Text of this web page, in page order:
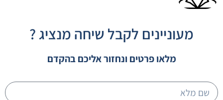
מעוניינים לקבל שיחה מנציג ?
מלאו פרטים ונחזור אליכם בהקדם